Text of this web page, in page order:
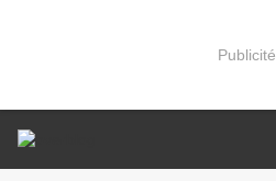
Publicité